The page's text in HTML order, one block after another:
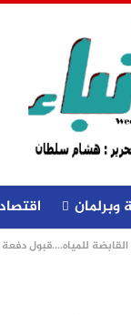
للمياه….قبول